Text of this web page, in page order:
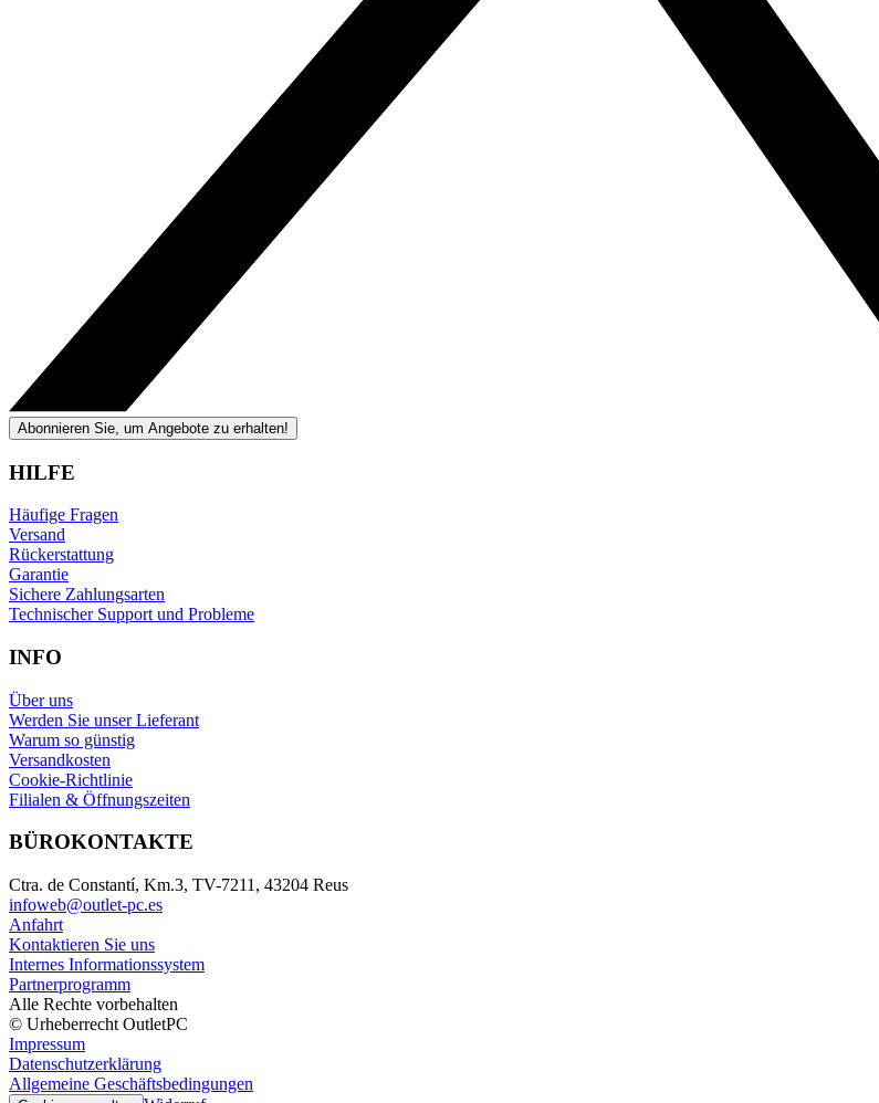
Abonnieren Sie, um Angebote zu erhalten!
HILFE
Häufige Fragen
Versand
Rückerstattung
Garantie
Sichere Zahlungsarten
Technischer Support und Probleme
INFO
Über uns
Werden Sie unser Lieferant
Warum so günstig
Versandkosten
Cookie-Richtlinie
Filialen & Öffnungszeiten
BÜROKONTAKTE
Ctra. de Constantí, Km.3, TV-7211, 43204 Reus
infoweb@outlet-pc.es
Anfahrt
Kontaktieren Sie uns
Internes Informationssystem
Partnerprogramm
Alle Rechte vorbehalten
© Urheberrecht OutletPC
Impressum
Datenschutzerklärung
Allgemeine Geschäftsbedingungen